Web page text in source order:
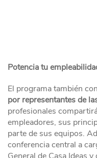
Potencia tu
El programa también
por representantes de
profesionales
empleadores, sus
parte de sus equipos.
conferencia central a